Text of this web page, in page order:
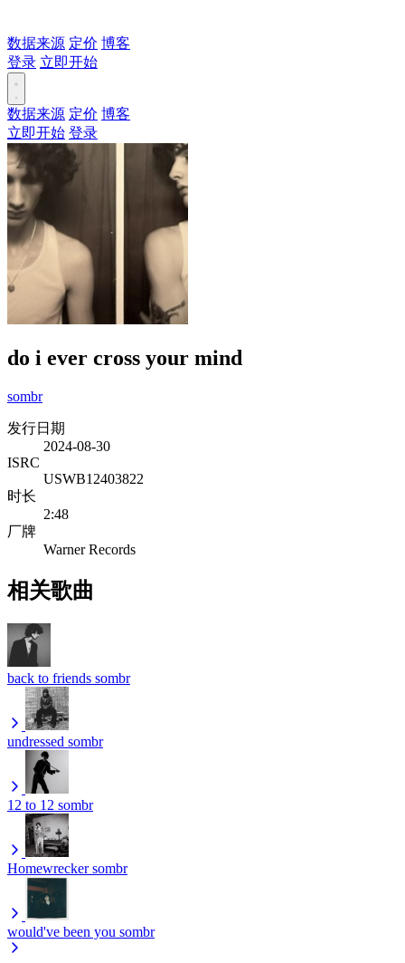
数据来源 定价 博客
登录 立即开始
数据来源 定价 博客
立即开始 登录
do i ever cross your mind
sombr
发行日期
2024-08-30
ISRC
USWB12403822
时长
2:48
厂牌
Warner Records
相关歌曲
back to friends sombr
undressed sombr
12 to 12 sombr
Homewrecker sombr
would've been you sombr